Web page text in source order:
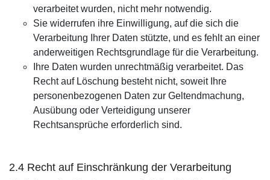
verarbeitet wurden, nicht mehr notwendig.
Sie widerrufen ihre Einwilligung, auf die sich die
Verarbeitung Ihrer Daten stützte, und es fehlt an einer
anderweitigen Rechtsgrundlage für die Verarbeitung.
Ihre Daten wurden unrechtmäßig verarbeitet. Das
Recht auf Löschung besteht nicht, soweit Ihre
personenbezogenen Daten zur Geltendmachung,
Ausübung oder Verteidigung unserer
Rechtsansprüche erforderlich sind.
2.4 Recht auf Einschränkung der Verarbeitung